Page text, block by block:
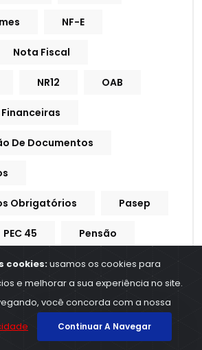
NF-E
Nota Fiscal
NR12 OAB
De Documentos
Obrigatórios Pasep
PEC 45 Pensão
cookies:usamos os cookies para
e melhorar a sua experiência no site.
você concorda com a nossa
Continuar A Navegar